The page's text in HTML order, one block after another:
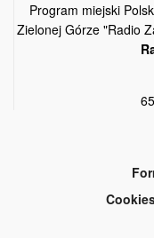
Program miejski
Zielonej Górze "Radio